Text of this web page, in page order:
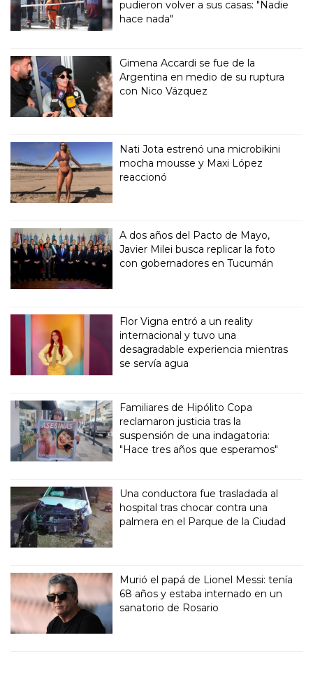
pudieron volver a sus casas: "Nadie
hace nada"
Gimena Accardi se fue de la
Argentina en medio de su ruptura
con Nico Vázquez
Nati Jota estrenó una microbikini
mocha mousse y Maxi López
reaccionó
A dos años del Pacto de Mayo,
Javier Milei busca replicar la foto
con gobernadores en Tucumán
Flor Vigna entró a un reality
internacional y tuvo una
desagradable experiencia mientras
se servía agua
Familiares de Hipólito Copa
reclamaron justicia tras la
suspensión de una indagatoria:
"Hace tres años que esperamos"
Una conductora fue trasladada al
hospital tras chocar contra una
palmera en el Parque de la Ciudad
Murió el papá de Lionel Messi: tenía
68 años y estaba internado en un
sanatorio de Rosario